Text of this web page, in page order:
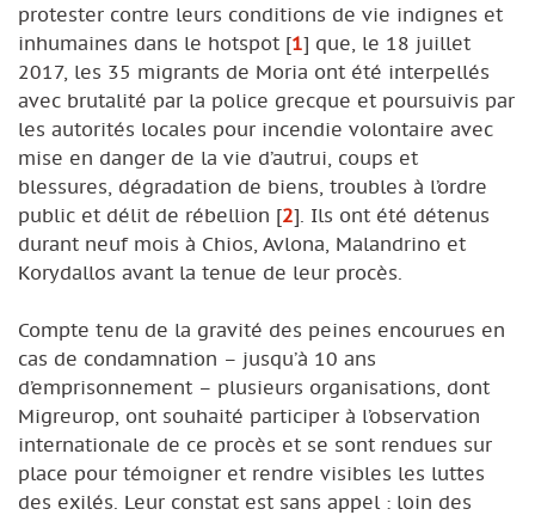
protester contre leurs conditions de vie indignes et
inhumaines dans le hotspot [1] que, le 18 juillet
2017, les 35 migrants de Moria ont été interpellés
avec brutalité par la police grecque et poursuivis par
les autorités locales pour incendie volontaire avec
mise en danger de la vie d’autrui, coups et
blessures, dégradation de biens, troubles à l’ordre
public et délit de rébellion [2] . Ils ont été détenus
durant neuf mois à Chios, Avlona, Malandrino et
Korydallos avant la tenue de leur procès.
Compte tenu de la gravité des peines encourues en
cas de condamnation – jusqu’à 10 ans
d’emprisonnement – plusieurs organisations, dont
Migreurop, ont souhaité participer à l’observation
internationale de ce procès et se sont rendues sur
place pour témoigner et rendre visibles les luttes
des exilés. Leur constat est sans appel : loin des